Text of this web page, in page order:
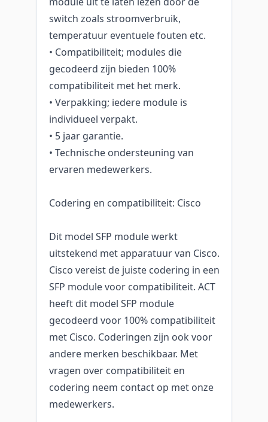
switch zoals stroomverbruik,
temperatuur eventuele fouten etc.
• Compatibiliteit; modules die
gecodeerd zijn bieden 100%
compatibiliteit met het merk.
• Verpakking; iedere module is
individueel verpakt.
• 5 jaar garantie.
• Technische ondersteuning van
ervaren medewerkers.
Codering en compatibiliteit: Cisco
Dit model SFP module werkt
uitstekend met apparatuur van Cisco.
Cisco vereist de juiste codering in een
SFP module voor compatibiliteit. ACT
heeft dit model SFP module
gecodeerd voor 100% compatibiliteit
met Cisco. Coderingen zijn ook voor
andere merken beschikbaar. Met
vragen over compatibiliteit en
codering neem contact op met onze
medewerkers.